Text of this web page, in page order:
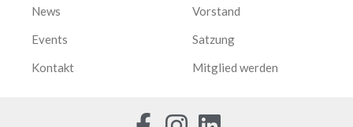
News
Events
Kontakt
Vorstand
Satzung
Mitglied werden